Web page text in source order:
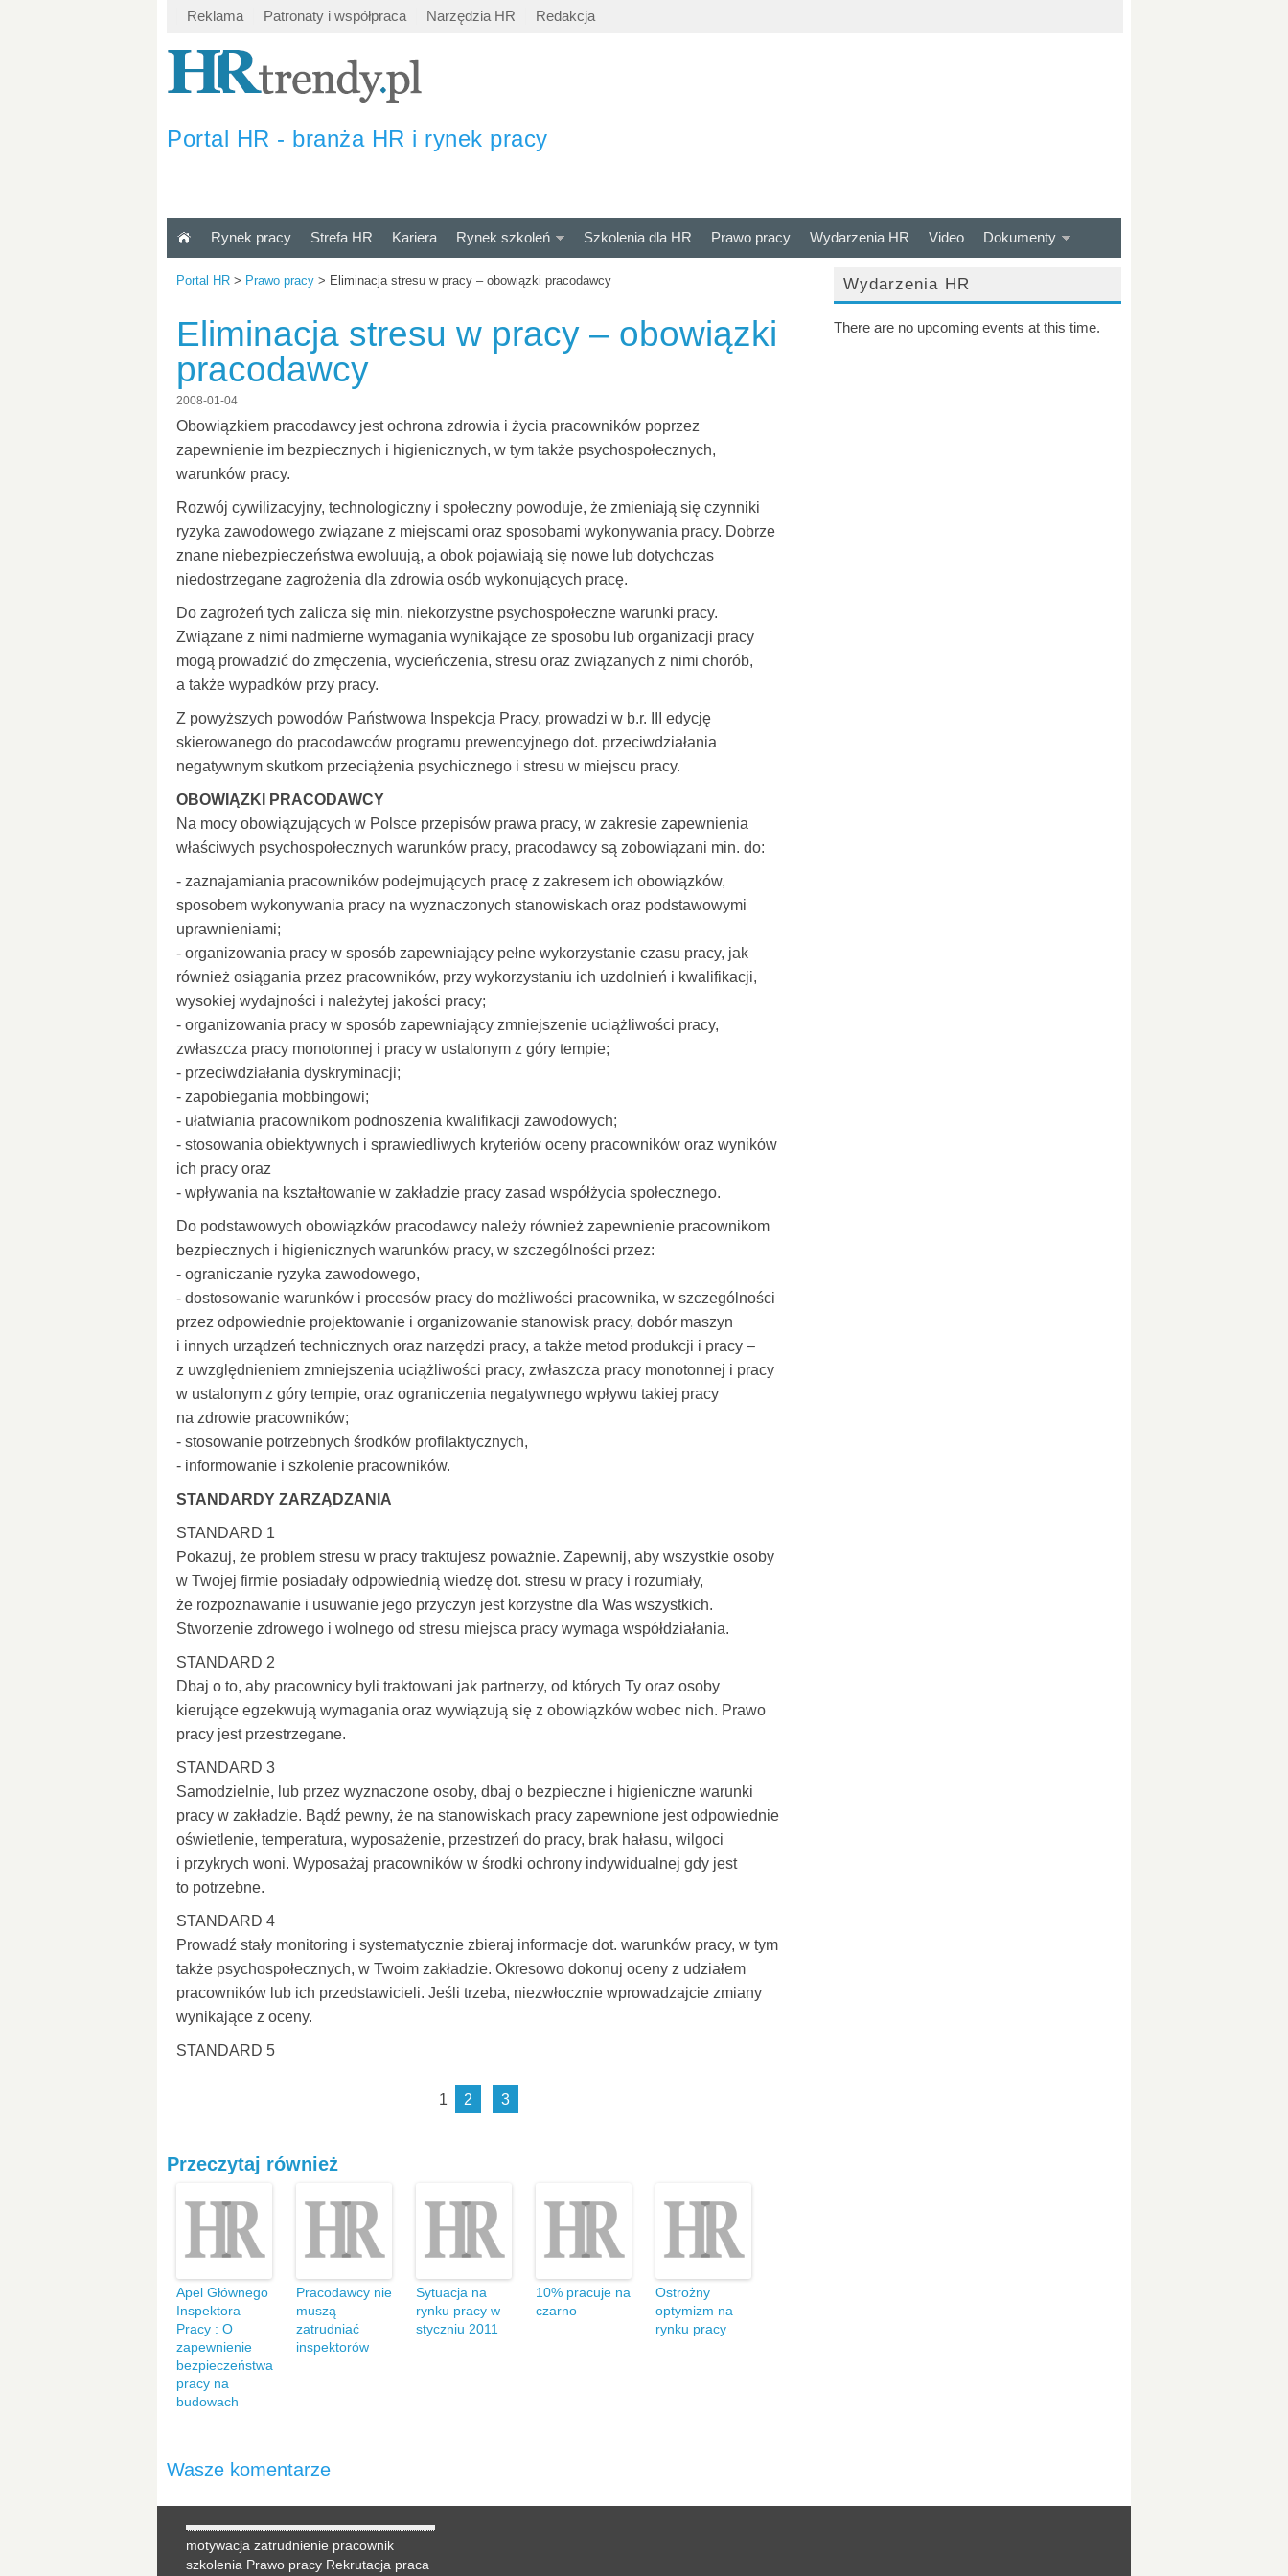
Reklama Patronaty i współpraca Narzędzia HR Redakcja
Portal HR - branża HR i rynek pracy
Rynek pracy Strefa HR Kariera Rynek szkoleń Szkolenia dla HR Prawo pracy Wydarzenia HR Video Dokumenty
Portal HR > Prawo pracy > Eliminacja stresu w pracy – obowiązki pracodawcy
Eliminacja stresu w pracy – obowiązki
pracodawcy
2008-01-04
Obowiązkiem pracodawcy jest ochrona zdrowia i życia pracowników poprzez
zapewnienie im bezpiecznych i higienicznych, w tym także psychospołecznych,
warunków pracy.
Rozwój cywilizacyjny, technologiczny i społeczny powoduje, że zmieniają się czynniki
ryzyka zawodowego związane z miejscami oraz sposobami wykonywania pracy. Dobrze
znane niebezpieczeństwa ewoluują, a obok pojawiają się nowe lub dotychczas
niedostrzegane zagrożenia dla zdrowia osób wykonujących pracę.
Do zagrożeń tych zalicza się min. niekorzystne psychospołeczne warunki pracy.
Związane z nimi nadmierne wymagania wynikające ze sposobu lub organizacji pracy
mogą prowadzić do zmęczenia, wycieńczenia, stresu oraz związanych z nimi chorób,
a także wypadków przy pracy.
Z powyższych powodów Państwowa Inspekcja Pracy, prowadzi w b.r. III edycję
skierowanego do pracodawców programu prewencyjnego dot. przeciwdziałania
negatywnym skutkom przeciążenia psychicznego i stresu w miejscu pracy.
OBOWIĄZKI PRACODAWCY
Na mocy obowiązujących w Polsce przepisów prawa pracy, w zakresie zapewnienia
właściwych psychospołecznych warunków pracy, pracodawcy są zobowiązani min. do:
- zaznajamiania pracowników podejmujących pracę z zakresem ich obowiązków,
sposobem wykonywania pracy na wyznaczonych stanowiskach oraz podstawowymi
uprawnieniami;
- organizowania pracy w sposób zapewniający pełne wykorzystanie czasu pracy, jak
również osiągania przez pracowników, przy wykorzystaniu ich uzdolnień i kwalifikacji,
wysokiej wydajności i należytej jakości pracy;
- organizowania pracy w sposób zapewniający zmniejszenie uciążliwości pracy,
zwłaszcza pracy monotonnej i pracy w ustalonym z góry tempie;
- przeciwdziałania dyskryminacji;
- zapobiegania mobbingowi;
- ułatwiania pracownikom podnoszenia kwalifikacji zawodowych;
- stosowania obiektywnych i sprawiedliwych kryteriów oceny pracowników oraz wyników
ich pracy oraz
- wpływania na kształtowanie w zakładzie pracy zasad współżycia społecznego.
Do podstawowych obowiązków pracodawcy należy również zapewnienie pracownikom
bezpiecznych i higienicznych warunków pracy, w szczególności przez:
- ograniczanie ryzyka zawodowego,
- dostosowanie warunków i procesów pracy do możliwości pracownika, w szczególności
przez odpowiednie projektowanie i organizowanie stanowisk pracy, dobór maszyn
i innych urządzeń technicznych oraz narzędzi pracy, a także metod produkcji i pracy –
z uwzględnieniem zmniejszenia uciążliwości pracy, zwłaszcza pracy monotonnej i pracy
w ustalonym z góry tempie, oraz ograniczenia negatywnego wpływu takiej pracy
na zdrowie pracowników;
- stosowanie potrzebnych środków profilaktycznych,
- informowanie i szkolenie pracowników.
STANDARDY ZARZĄDZANIA
STANDARD 1
Pokazuj, że problem stresu w pracy traktujesz poważnie. Zapewnij, aby wszystkie osoby
w Twojej firmie posiadały odpowiednią wiedzę dot. stresu w pracy i rozumiały,
że rozpoznawanie i usuwanie jego przyczyn jest korzystne dla Was wszystkich.
Stworzenie zdrowego i wolnego od stresu miejsca pracy wymaga współdziałania.
STANDARD 2
Dbaj o to, aby pracownicy byli traktowani jak partnerzy, od których Ty oraz osoby
kierujące egzekwują wymagania oraz wywiązują się z obowiązków wobec nich. Prawo
pracy jest przestrzegane.
STANDARD 3
Samodzielnie, lub przez wyznaczone osoby, dbaj o bezpieczne i higieniczne warunki
pracy w zakładzie. Bądź pewny, że na stanowiskach pracy zapewnione jest odpowiednie
oświetlenie, temperatura, wyposażenie, przestrzeń do pracy, brak hałasu, wilgoci
i przykrych woni. Wyposażaj pracowników w środki ochrony indywidualnej gdy jest
to potrzebne.
STANDARD 4
Prowadź stały monitoring i systematycznie zbieraj informacje dot. warunków pracy, w tym
także psychospołecznych, w Twoim zakładzie. Okresowo dokonuj oceny z udziałem
pracowników lub ich przedstawicieli. Jeśli trzeba, niezwłocznie wprowadzajcie zmiany
wynikające z oceny.
STANDARD 5
1 2 3
Przeczytaj również
Apel Głównego
Inspektora
Pracy : O
zapewnienie
bezpieczeństwa
pracy na
budowach
Pracodawcy nie
muszą
zatrudniać
inspektorów
Sytuacja na
rynku pracy w
styczniu 2011
10% pracuje na
czarno
Ostrożny
optymizm na
rynku pracy
Wasze komentarze
Wydarzenia HR
There are no upcoming events at this time.
motywacja zatrudnienie pracownik
szkolenia Prawo pracy Rekrutacja praca